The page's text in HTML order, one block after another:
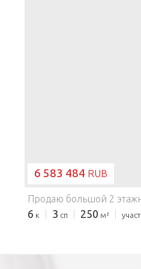
6 583 484 RUB
Продаю большой 2
6 к 3 сп 250 м²